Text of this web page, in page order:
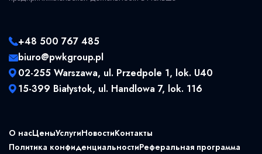
+48 500 767 485
biuro@pwkgroup.pl
02-255 Warszawa, ul. Przedpole 1, lok. U40
15-399 Białystok, ul. Handlowa 7, lok. 116
О насЦеныУслугиНовостиКонтакты
Политика конфиденциальностиРеферальная программа